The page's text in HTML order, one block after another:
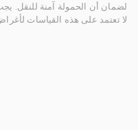
لضمان أن الحمولة آمنة للنقل.
لا تعتمد على هذه القياسات